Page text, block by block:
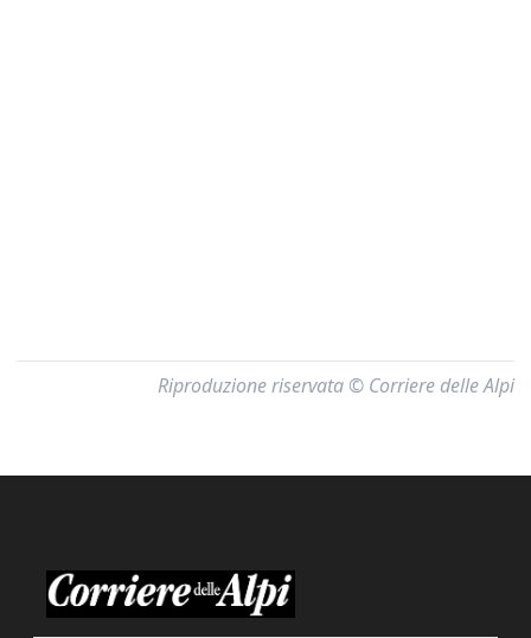
Riproduzione riservata © Corriere delle Alpi